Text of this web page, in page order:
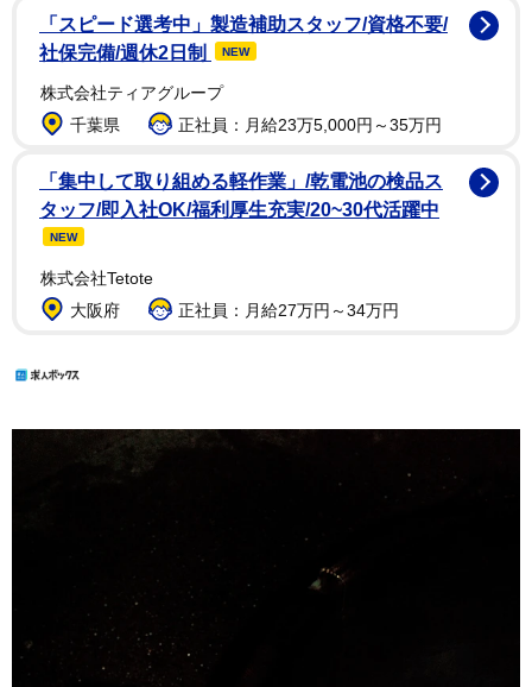
「スピード選考中」製造補助スタッフ/資格不要/
社保完備/週休2日制
NEW
株式会社ティアグループ
千葉県
正社員：月給23万5,000円～35万円
「集中して取り組める軽作業」/乾電池の検品ス
タッフ/即入社OK/福利厚生充実/20~30代活躍中
NEW
株式会社Tetote
大阪府
正社員：月給27万円～34万円